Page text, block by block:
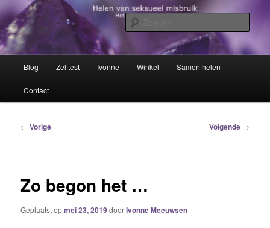
Spring
naar
de
primaire
inhoudHelen van seksueel misbruik
Het trauma voorbij!
Blog Zelftest Ivonne Winkel Samen helen
Contact
Bericht
← Vorige Volgende →
Zo begon het …
Geplaatst opmei 23, 2019doorIvonne Meeuwsen